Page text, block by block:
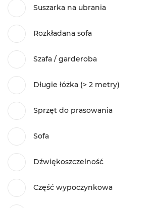
Suszarka na ubrania
Rozkładana sofa
Szafa / garderoba
Długie łóżka (> 2 metry)
Sprzęt do prasowania
Sofa
Dźwiękoszczelność
Część wypoczynkowa